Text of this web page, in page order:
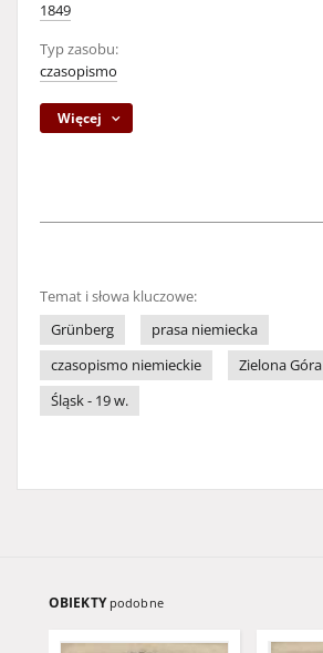
1849
Typ zasobu:
czasopismo
Więcej
Temat i słowa kluczowe:
Grünberg
prasa niemiecka
czasopismo niemieckie
Zielona Góra
Śląsk - 19 w.
OBIEKTY podobne